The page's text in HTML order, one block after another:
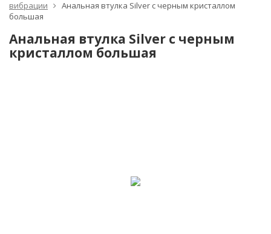
вибрации
Анальная втулка Silver с черным кристаллом
большая
Анальная втулка Silver с черным
кристаллом большая